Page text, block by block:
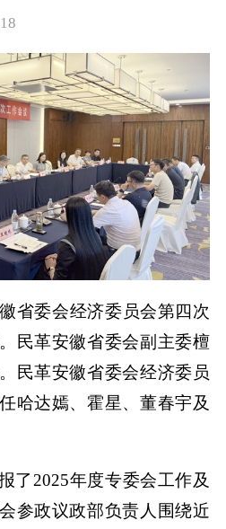
省委会经济委员会第四次
民革安徽省委会副主委檀
民革安徽省委会经济委员
哈达嫣、霍星、董春宇及
了2025年度专委会工作及
参政议政部负责人围绕近